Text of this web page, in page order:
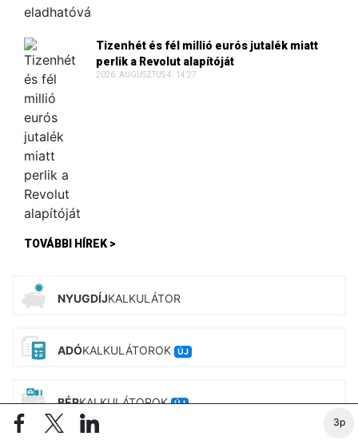
3p
Tizenhét és fél millió eurós jutalék miatt
perlik a Revolut alapítóját
2026. AUGUSZTUS 4. 14:27
TOVÁBBI HÍREK >
NYUGDÍJKALKULÁTOR
ADÓKALKULÁTOROK ÚJ
BÉRKALKULÁTOROK ÚJ